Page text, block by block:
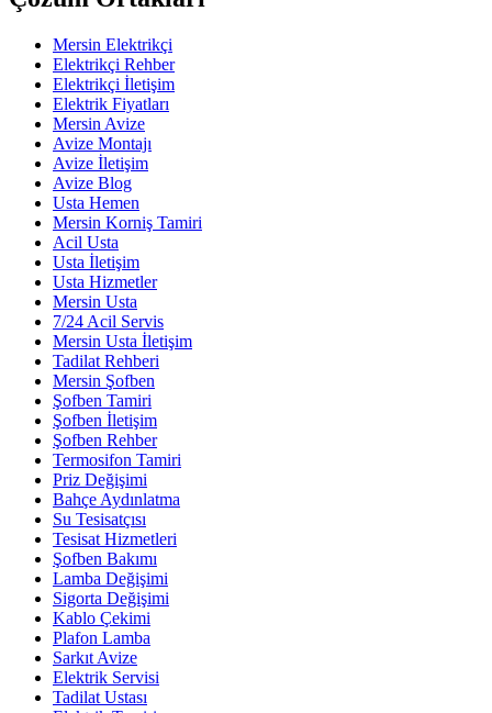
Mersin Elektrikçi
Elektrikçi Rehber
Elektrikçi İletişim
Elektrik Fiyatları
Mersin Avize
Avize Montajı
Avize İletişim
Avize Blog
Usta Hemen
Mersin Korniş Tamiri
Acil Usta
Usta İletişim
Usta Hizmetler
Mersin Usta
7/24 Acil Servis
Mersin Usta İletişim
Tadilat Rehberi
Mersin Şofben
Şofben Tamiri
Şofben İletişim
Şofben Rehber
Termosifon Tamiri
Priz Değişimi
Bahçe Aydınlatma
Su Tesisatçısı
Tesisat Hizmetleri
Şofben Bakımı
Lamba Değişimi
Sigorta Değişimi
Kablo Çekimi
Plafon Lamba
Sarkıt Avize
Elektrik Servisi
Tadilat Ustası